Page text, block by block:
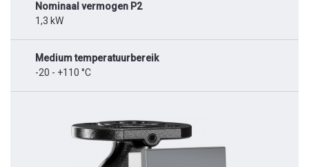
Nominaal vermogen P2
1,3 kW
Medium temperatuurbereik
-20 - +110 °C